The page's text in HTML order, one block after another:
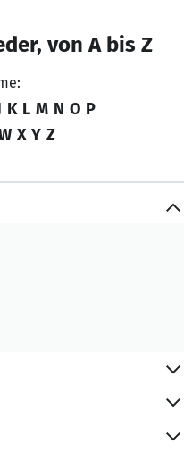
von A bis Z
K L M N O P
X Y Z